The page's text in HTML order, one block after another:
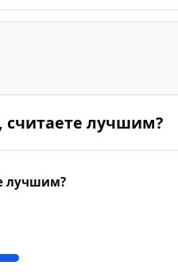
считаете лучшим?
лучшим?